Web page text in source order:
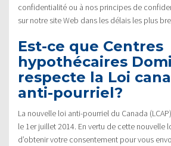
confidentialité ou à nos principes de
sur notre site Web dans les délais les plus
Est-ce que Centres
hypothécaires
respecte la Loi
anti-pourriel?
La nouvelle loi anti-pourriel du Canada
le 1er juillet 2014. En vertu de cette nouvelle
d’obtenir votre consentement pour vous